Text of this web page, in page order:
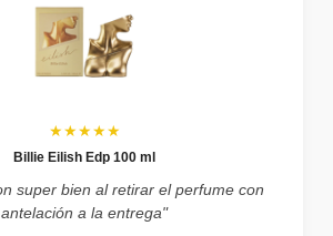
★★★★★
Billie Eilish Edp 100 ml
super bien al retirar el perfume con
antelación a la entrega"